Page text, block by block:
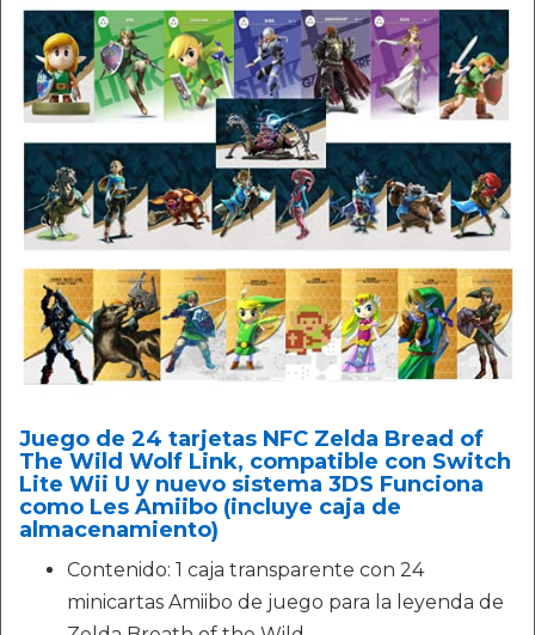
Juego de 24 tarjetas NFC Zelda Bread of
The Wild Wolf Link, compatible con Switch
Lite Wii U y nuevo sistema 3DS Funciona
como Les Amiibo (incluye caja de
almacenamiento)
Contenido: 1 caja transparente con 24
minicartas Amiibo de juego para la leyenda de